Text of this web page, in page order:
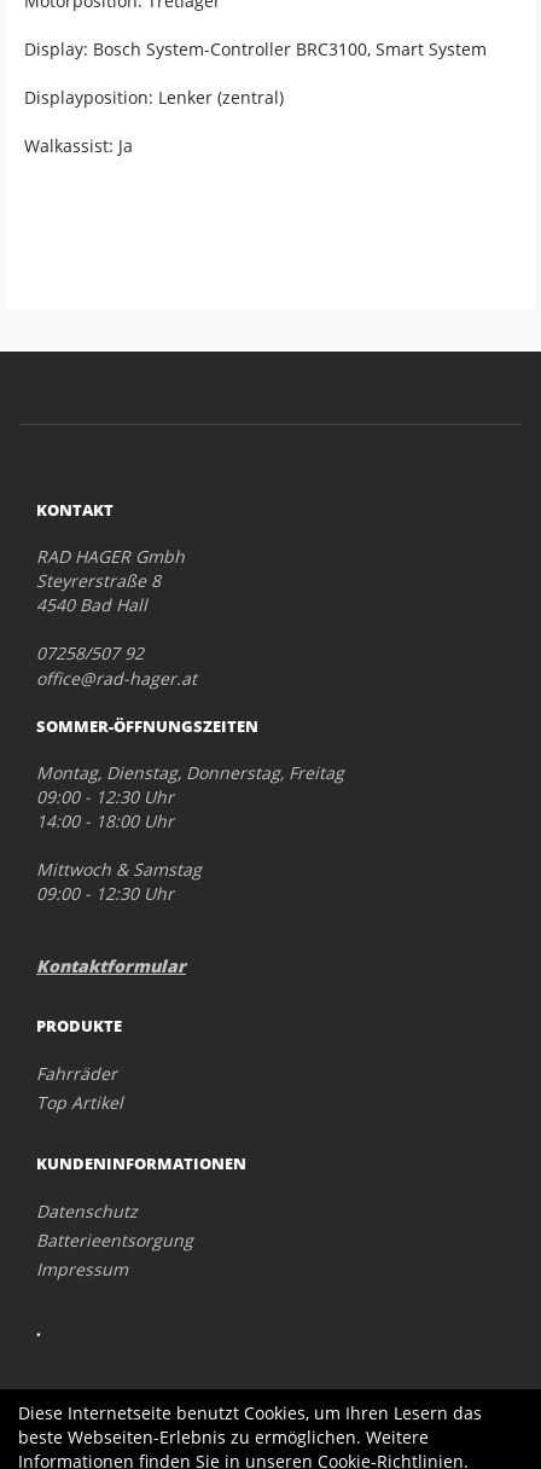
Display: Bosch System-Controller BRC3100, Smart System
Displayposition: Lenker (zentral)
Walkassist: Ja
KONTAKT
RAD HAGER Gmbh
Steyrerstraße 8
4540 Bad Hall
07258/507 92
office@rad-hager.at
SOMMER-ÖFFNUNGSZEITEN
Montag, Dienstag, Donnerstag, Freitag
09:00 - 12:30 Uhr
14:00 - 18:00 Uhr
Mittwoch & Samstag
09:00 - 12:30 Uhr
Kontaktformular
PRODUKTE
Fahrräder
Top Artikel
KUNDENINFORMATIONEN
Datenschutz
Batterieentsorgung
Impressum
.
Diese Internetseite benutzt Cookies, um Ihren Lesern das
beste Webseiten-Erlebnis zu ermöglichen. Weitere
Informationen finden Sie in unseren Cookie-Richtlinien.